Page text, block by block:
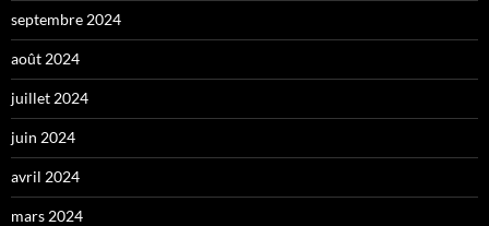
septembre 2024
août 2024
juillet 2024
juin 2024
avril 2024
mars 2024